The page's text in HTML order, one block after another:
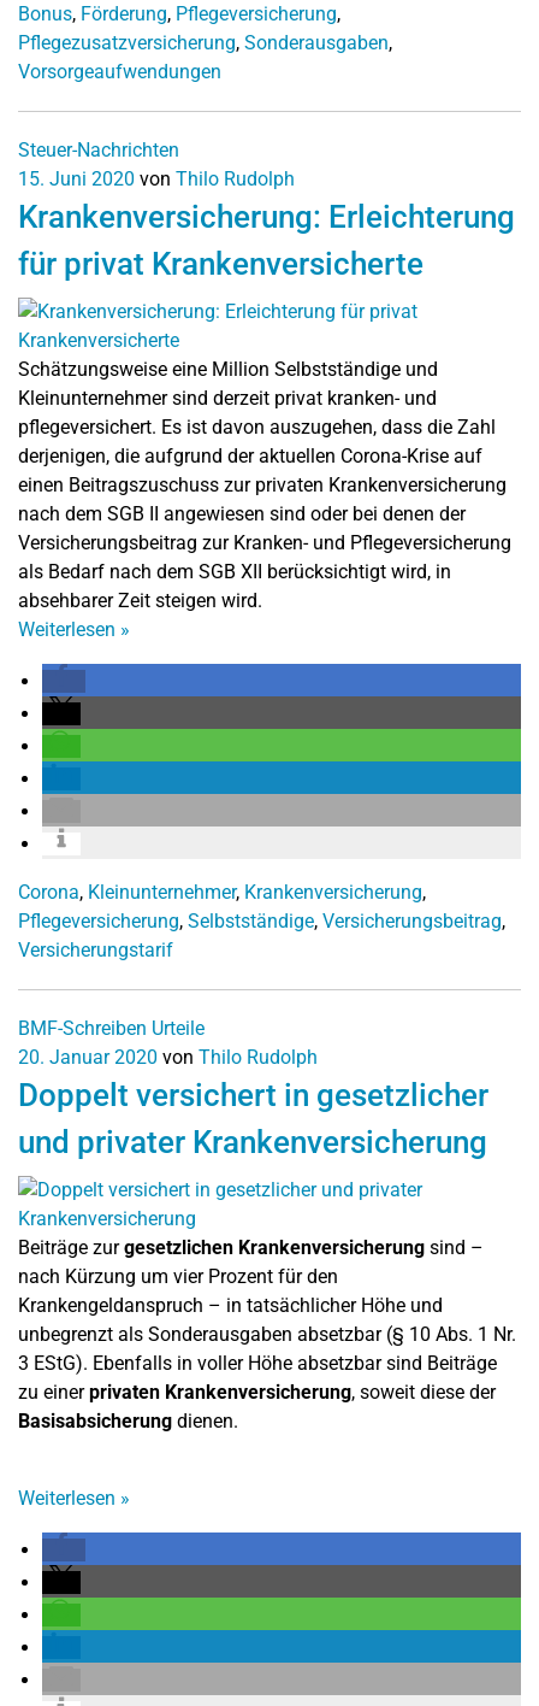
Bonus, Förderung, Pflegeversicherung,
Pflegezusatzversicherung, Sonderausgaben,
Vorsorgeaufwendungen
Steuer-Nachrichten
15. Juni 2020 von Thilo Rudolph
Krankenversicherung: Erleichterung
für privat Krankenversicherte
Schätzungsweise eine Million Selbstständige und
Kleinunternehmer sind derzeit privat kranken- und
pflegeversichert. Es ist davon auszugehen, dass die Zahl
derjenigen, die aufgrund der aktuellen Corona-Krise auf
einen Beitragszuschuss zur privaten Krankenversicherung
nach dem SGB II angewiesen sind oder bei denen der
Versicherungsbeitrag zur Kranken- und Pflegeversicherung
als Bedarf nach dem SGB XII berücksichtigt wird, in
absehbarer Zeit steigen wird.
Weiterlesen »
Corona, Kleinunternehmer, Krankenversicherung,
Pflegeversicherung, Selbstständige, Versicherungsbeitrag,
Versicherungstarif
BMF-Schreiben Urteile
20. Januar 2020 von Thilo Rudolph
Doppelt versichert in gesetzlicher
und privater Krankenversicherung
Beiträge zurgesetzlichen Krankenversicherung sind –
nach Kürzung um vier Prozent für den
Krankengeldanspruch – in tatsächlicher Höhe und
unbegrenzt als Sonderausgaben absetzbar (§ 10 Abs. 1 Nr.
3 EStG). Ebenfalls in voller Höhe absetzbar sind Beiträge
zu einerprivaten Krankenversicherung, soweit diese der
Basisabsicherung dienen.
Weiterlesen »